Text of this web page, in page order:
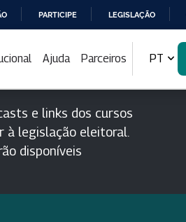
PARTICIPE LEGISLAÇÃO
Ajuda Parceiros PT
e links dos cursos
à legislação eleitoral.
disponíveis